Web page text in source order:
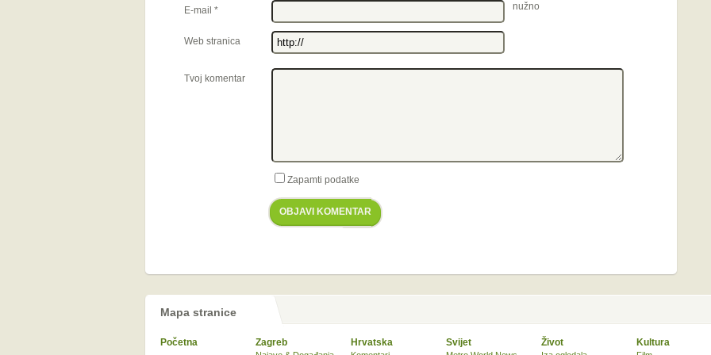
E-mail * nužno
Web stranica
Tvoj komentar
Zapamti podatke
OBJAVI KOMENTAR
Mapa stranice
Početna Zagreb Hrvatska Svijet Život Kultura